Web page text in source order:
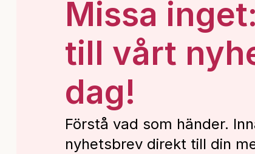
Missa
till vårt
dag!
Förstå vad som händer.
nyhetsbrev direkt till din